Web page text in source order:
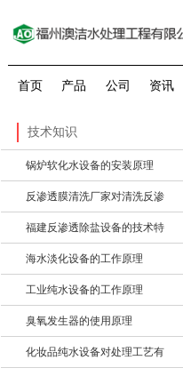
首页 产品 公司 资讯
技术知识
锅炉软化水设备的安装原理
反渗透膜清洗厂家对清洗反渗
福建反渗透除盐设备的技术特
海水淡化设备的工作原理
工业纯水设备的工作原理
臭氧发生器的使用原理
化妆品纯水设备对处理工艺有